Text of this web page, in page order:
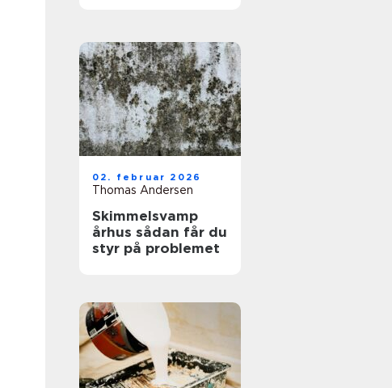
02. februar 2026
Thomas Andersen
Skimmelsvamp
århus sådan får du
styr på problemet